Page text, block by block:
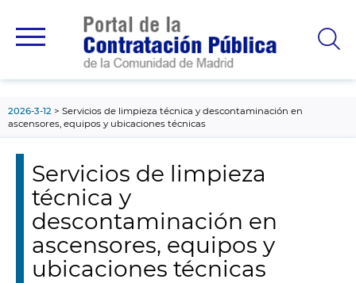
principal
2026-3-12
Servicios de limpieza técnica y descontaminación en
ascensores, equipos y ubicaciones técnicas
Servicios de limpieza
técnica y
descontaminación en
ascensores, equipos y
ubicaciones técnicas